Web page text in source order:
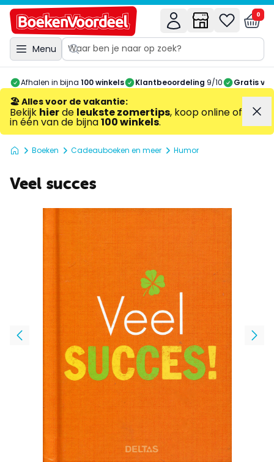
Menu
0
Afhalen in bijna 100 winkels Klantbeoordeling 9/10 Gratis
🏖️ Alles voor de vakantie:
Bekijk hierde leukste zomertips, koop online of
in één van de bijna100 winkels.
Boeken Cadeauboeken en meer Humor
Veel succes